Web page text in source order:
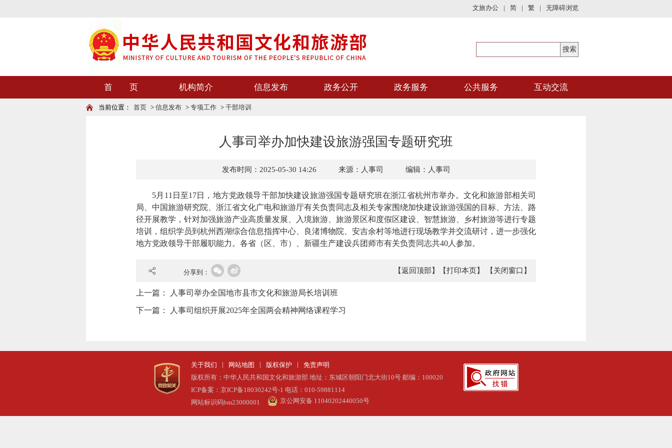
文旅办公 | 简 | 繁 | 无障碍浏览
首 页 机构简介 信息发布 政务公开 政务服务 公共服务 互动交流
当前位置： 首页 > 信息发布 > 专项工作 > 干部培训
人事司举办加快建设旅游强国专题研究班
发布时间：2025-05-30 14:26 来源：人事司 编辑：人事司
5月11日至17日，地方党政领导干部加快建设旅游强国专题研究班在浙江省杭州市举办。文化和旅游部相关司
局、中国旅游研究院、浙江省文化广电和旅游厅有关负责同志及相关专家围绕加快建设旅游强国的目标、方法、路
径开展教学，针对加强旅游产业高质量发展、入境旅游、旅游景区和度假区建设、智慧旅游、乡村旅游等进行专题
培训，组织学员到杭州西湖综合信息指挥中心、良渚博物院、安吉余村等地进行现场教学并交流研讨，进一步强化
地方党政领导干部履职能力。各省（区、市）、新疆生产建设兵团师市有关负责同志共40人参加。
分享到： 【返回顶部】 【打印本页】 【关闭窗口】
上一篇： 人事司举办全国地市县市文化和旅游局长培训班
下一篇： 人事司组织开展2025年全国两会精神网络课程学习